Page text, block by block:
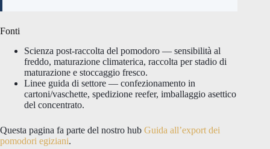
Fonti
Scienza post-raccolta del pomodoro — sensibilità al
freddo, maturazione climaterica, raccolta per stadio di
maturazione e stoccaggio fresco.
Linee guida di settore — confezionamento in
cartoni/vaschette, spedizione reefer, imballaggio asettico
del concentrato.
Questa pagina fa parte del nostro hub Guida all’export dei
pomodori egiziani.